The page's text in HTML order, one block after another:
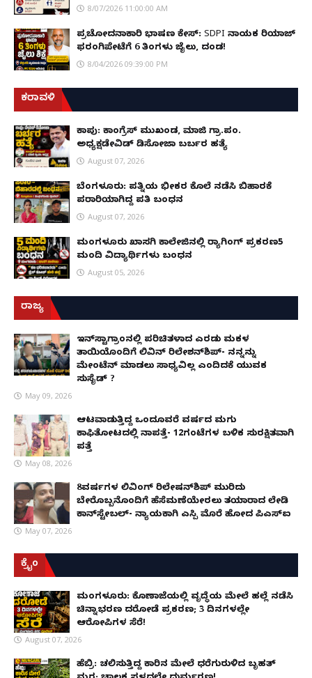
8/07/2026 11:00:00 AM
ಪ್ರಚೋದನಾಕಾರಿ ಭಾಷಣ ಕೇಸ್: SDPI ನಾಯಕ ರಿಯಾಜ್
ಫರಂಗಿಪೇಟೆಗೆ 6 ತಿಂಗಳು ಜೈಲು, ದಂಡ!
8/04/2026 09:39:00 PM
ಕರಾವಳಿ
ಕಾಪು: ಕಾಂಗ್ರೆಸ್ ಮುಖಂಡ, ಮಾಜಿ ಗ್ರಾ.ಪಂ.
ಅಧ್ಯಕ್ಷಡೇವಿಡ್ ಡಿಸೋಜಾ ಬರ್ಬರ ಹತ್ಯೆ
August 07, 2026
ಬೆಂಗಳೂರು: ಪತ್ನಿಯ ಭೀಕರ ಕೊಲೆ ನಡೆಸಿ ಬಿಹಾರಕ್ಕೆ
ಪರಾರಿಯಾಗಿದ್ದ ಪತಿ ಬಂಧನ
August 07, 2026
ಮಂಗಳೂರು ಖಾಸಗಿ ಕಾಲೇಜಿನಲ್ಲಿ ರ‌್ಯಾಗಿಂಗ್ ಪ್ರಕರಣ5
ಮಂದಿ ವಿದ್ಯಾರ್ಥಿಗಳು ಬಂಧನ
August 05, 2026
ರಾಜ್ಯ
ಇನ್​ಸ್ಟಾಗ್ರಾಂನಲ್ಲಿ ಪರಿಚಿತಳಾದ ಎರಡು ಮಕ್ಕಳ
ತಾಯಿಯೊಂದಿಗೆ ಲಿವಿನ್ ರಿಲೇಶನ್​ಶಿಪ್- ನನ್ನನ್ನು
ಮೇಂಟೆನ್ ಮಾಡಲು ಸಾಧ್ಯವಿಲ್ಲ ಎಂದಿದಕ್ಕೆ ಯುವಕ
ಸುಸೈಡ್ ?
May 09, 2026
ಆಟವಾಡುತ್ತಿದ್ದ ಒಂದೂವರೆ ವರ್ಷದ ಮಗು
ಕಾಫಿತೋಟದಲ್ಲಿ ನಾಪತ್ತೆ- 12ಗಂಟೆಗಳ ಬಳಿಕ ಸುರಕ್ಷಿತವಾಗಿ
ಪತ್ತೆ
May 08, 2026
8ವರ್ಷಗಳ ಲಿವಿಂಗ್‌ ರಿಲೇಷನ್‌ಶಿಪ್ ಮುರಿದು
ಬೇರೊಬ್ಬನೊಂದಿಗೆ ಹೆಸೆಮಣೆಯೇರಲು ತಯಾರಾದ ಲೇಡಿ
ಕಾನ್‌ಸ್ಟೇಬಲ್- ನ್ಯಾಯಕ್ಕಾಗಿ ಎಸ್ಪಿ ಮೊರೆ ಹೋದ ಪಿಎಸ್ಐ
May 07, 2026
ಕ್ರೈಂ
ಮಂಗಳೂರು: ಕೊಣಾಜೆಯಲ್ಲಿ ವೃದ್ಧೆಯ ಮೇಲೆ ಹಲ್ಲೆ ನಡೆಸಿ
ಚಿನ್ನಾಭರಣ ದರೋಡೆ ಪ್ರಕರಣ; 3 ದಿನಗಳಲ್ಲೇ
ಆರೋಪಿಗಳ ಸೆರೆ!
August 07, 2026
ಹೆಬ್ರಿ: ಚಲಿಸುತ್ತಿದ್ದ ಕಾರಿನ ಮೇಲೆ ಧರೆಗುರುಳಿದ ಬೃಹತ್